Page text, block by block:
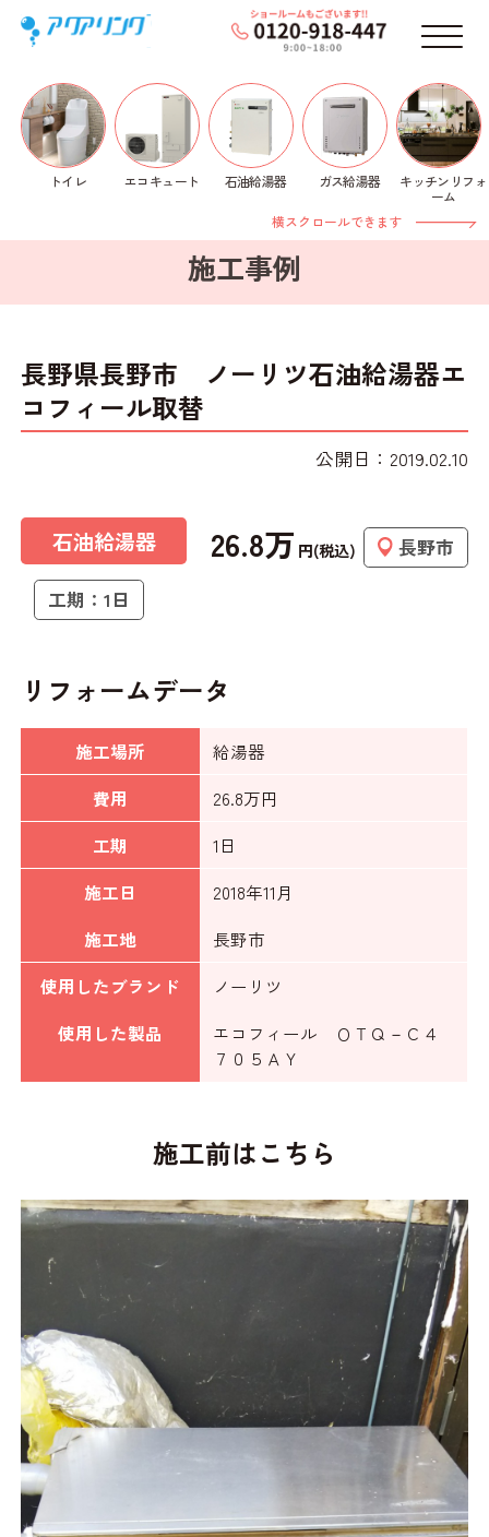
メニ
トイレ エコキュート 石油給湯器 ガス給湯器
キッチンリフォ
ーム
横スクロールできます
ホーム > 施工事例>石油給湯器 > 長野県長野市 ノ
ーリツ石油給湯器エコフィール取替
施工事例
長野県長野市 ノーリツ石油給湯器エ
コフィール取替
公開日：2019.02.10
石油給湯器 26.8万 円(税込) 長野市
工期：1日
リフォームデータ
施工場所
給湯器
費用
26.8万円
工期
1日
施工日
2018年11月
施工地
長野市
使用したブランド
ノーリツ
使用した製品
エコフィール ＯＴＱ－Ｃ４
７０５ＡＹ
施工前はこちら